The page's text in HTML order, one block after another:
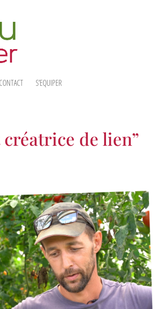
CONTACT S’EQUIPER
de lien”